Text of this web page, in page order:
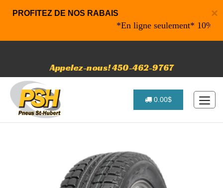
×
PROFITEZ DE NOS RABAIS
*En ligne seulement* 10% de
Appelez-nous! 450-462-9767
0.00$